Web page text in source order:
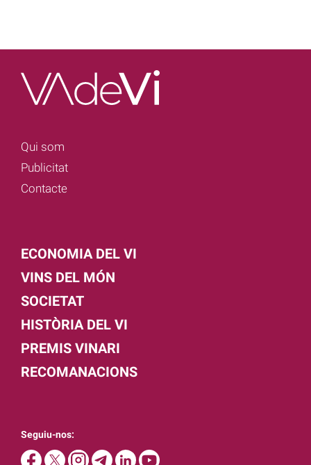
Qui som
Publicitat
Contacte
ECONOMIA DEL VI
VINS DEL MÓN
SOCIETAT
HISTÒRIA DEL VI
PREMIS VINARI
RECOMANACIONS
Seguiu-nos: